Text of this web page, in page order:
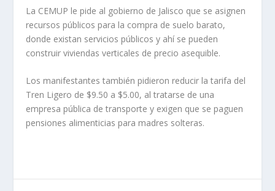
La CEMUP le pide al gobierno de Jalisco que se asignen
recursos públicos para la compra de suelo barato,
donde existan servicios públicos y ahí se pueden
construir viviendas verticales de precio asequible.
Los manifestantes también pidieron reducir la tarifa del
Tren Ligero de $9.50 a $5.00, al tratarse de una
empresa pública de transporte y exigen que se paguen
pensiones alimenticias para madres solteras.